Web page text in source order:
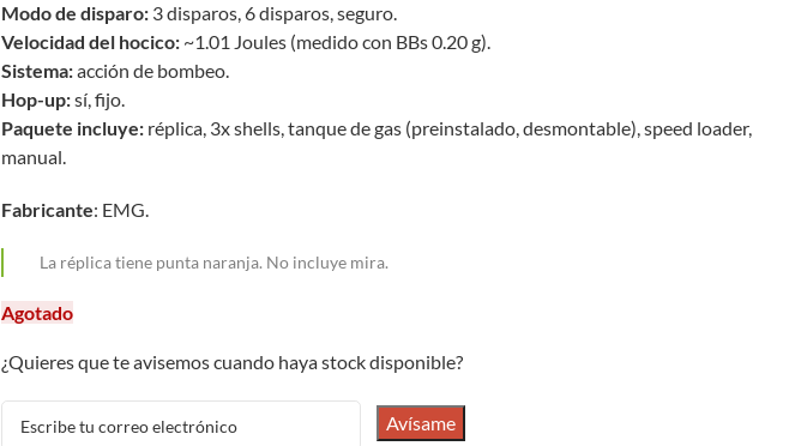
Modo de disparo: 3 disparos, 6 disparos, seguro.
Velocidad del hocico: ~1.01 Joules (medido con BBs 0.20 g).
Sistema:acción de bombeo.
Hop-up:sí, fijo.
Paquete incluye: réplica, 3x shells, tanque de gas (preinstalado, desmontable), speed loader,
manual.
Fabricante: EMG.
La réplica tiene punta naranja. No incluye mira.
Agotado
¿Quieres que te avisemos cuando haya stock disponible?
Avísame